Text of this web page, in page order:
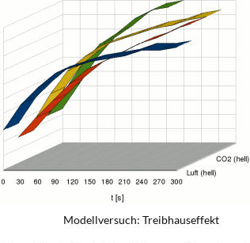
Modell­ver­such: Treibhauseffekt